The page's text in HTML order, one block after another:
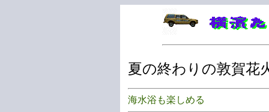
夏の終わりの敦賀花
海水浴も楽しめる